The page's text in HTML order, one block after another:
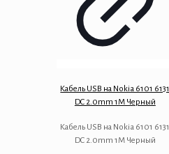
Кабель USB на Nokia 6101 6131
DC 2.0mm 1M Черный
Кабель USB на Nokia 6101 6131
DC 2.0mm 1M Черный